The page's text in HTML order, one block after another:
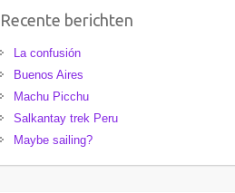
Recente berichten
La confusión
Buenos Aires
Machu Picchu
Salkantay trek Peru
Maybe sailing?